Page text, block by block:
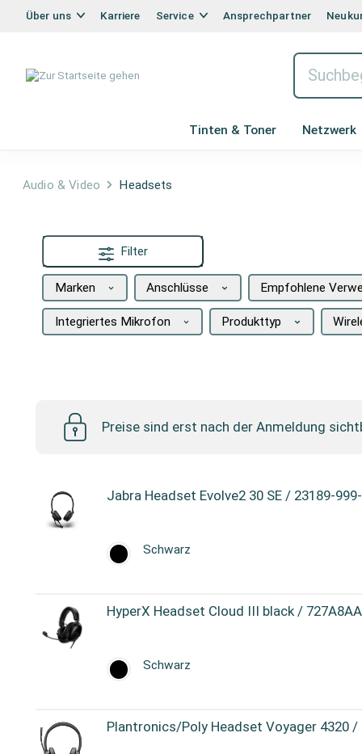
Über uns Karriere Service Ansprechpartner
Tinten & Toner Netzwerk
Audio & Video Headsets
Filter
Marken Anschlüsse Empfohlene
Integriertes Mikrofon Produkttyp
Preise sind erst nach der Anmeldung
Jabra Headset Evolve2 30 SE / 23189-
Schwarz
HyperX Headset Cloud III black /
Schwarz
Plantronics/Poly Headset Voyager 4320 /